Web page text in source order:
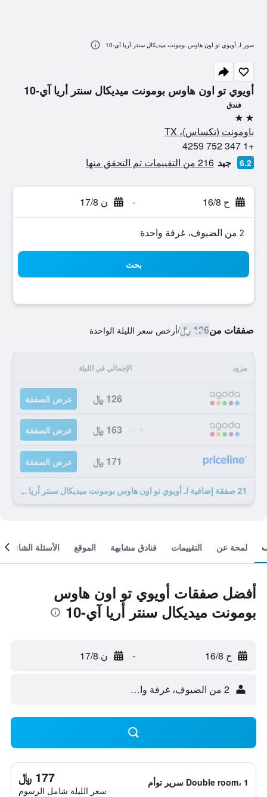
أويوي تو اون هاوس بومونت ميديكال سنتر أريا آي-10
فندق
2 نجمتين
باومونت (تكساس)، TX
+1 347 752 4259
6.2 جيد 216 من التقييمات تم التحقق منها
ح 16/8 - ن 17/8
2 من الضيوف، غرفة واحدة
بحث
صفقات من126 ﷼ /أرخص سعر الليلة الواحدة
مزود الإجمالي في الليلة
126 ﷼ عرض الصفقة
163 ﷼ عرض الصفقة
171 ﷼ عرض الصفقة
21 صفقة إضافية لـ أويوي تو اون هاوس بومونت ميديكال سنتر أريا آي-10
صور لـ أويوي تو اون هاوس بومونت ميديكال سنتر أريا آي-10
لمحة عن التقييمات فنادق مشابهة الموقع الأسئلة الشائعة
أفضل صفقات أويوي تو اون هاوس
بومونت ميديكال سنتر أريا آي-10
ح 16/8 - ن 17/8
2 من الضيوف، غرفة واحدة
Double room، 1 سرير توأم 177 ﷼
سعر الليلة شامل الرسوم